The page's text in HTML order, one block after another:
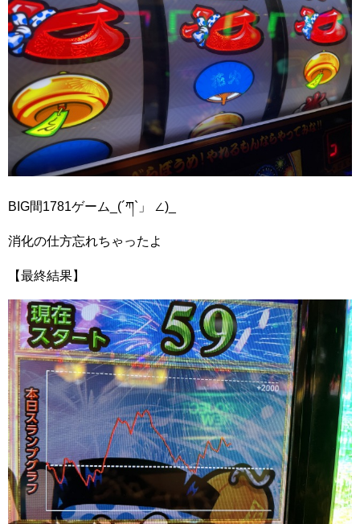
BIG間1781ゲーム_(´ཀ`」 ∠)_
消化の仕方忘れちゃったよ
【最終結果】